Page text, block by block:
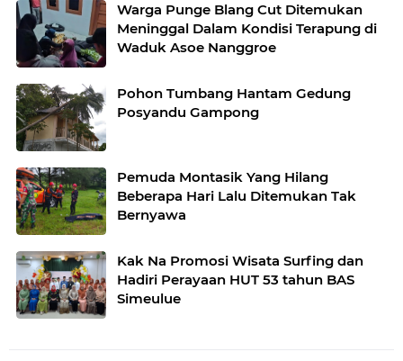
Warga Punge Blang Cut Ditemukan
Meninggal Dalam Kondisi Terapung di
Waduk Asoe Nanggroe
Pohon Tumbang Hantam Gedung
Posyandu Gampong
Pemuda Montasik Yang Hilang
Beberapa Hari Lalu Ditemukan Tak
Bernyawa
Kak Na Promosi Wisata Surfing dan
Hadiri Perayaan HUT 53 tahun BAS
Simeulue